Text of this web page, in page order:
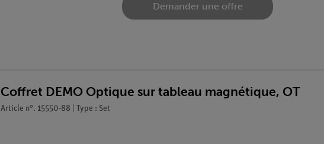
Demander une offre
Coffret DEMO Optique sur tableau magnétique, OT
Article n°. 15550-88 | Type : Set